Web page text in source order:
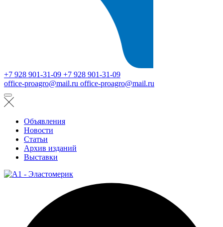
+7 928 901-31-09 +7 928 901-31-09
office-proagro@mail.ru office-proagro@mail.ru
Объявления
Новости
Статьи
Архив изданий
Выставки